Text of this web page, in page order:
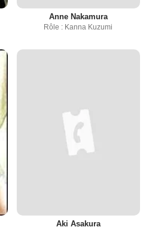
Anne Nakamura
Rôle : Kanna Kuzumi
Aki Asakura